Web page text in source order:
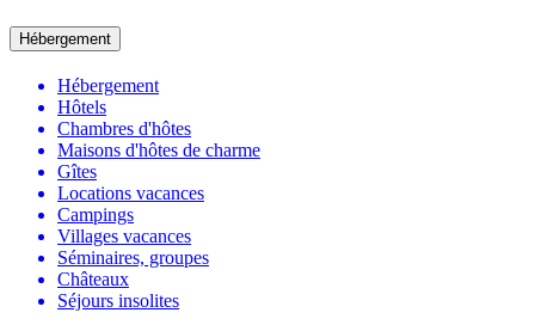
Hébergement
Hébergement
Hôtels
Chambres d'hôtes
Maisons d'hôtes de charme
Gîtes
Locations vacances
Campings
Villages vacances
Séminaires, groupes
Châteaux
Séjours insolites